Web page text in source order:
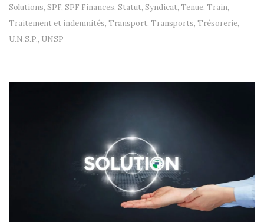
Solutions, SPF, SPF Finances, Statut, Syndicat, Tenue, Train,
Traitement et indemnités, Transport, Transports, Trésorerie,
U.N.S.P., UNSP